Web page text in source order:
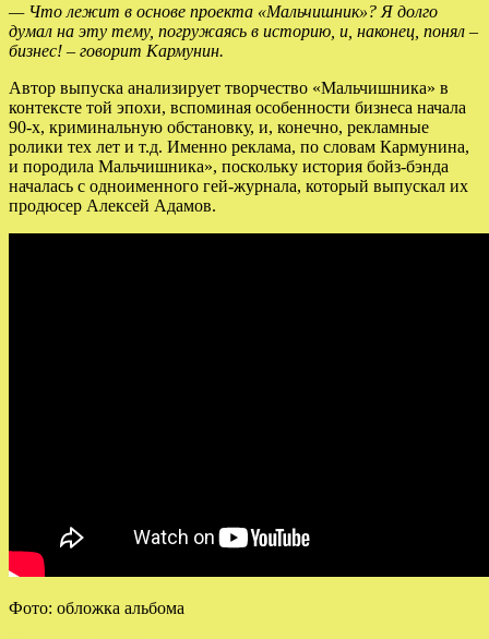
— Что лежит в основе проекта «Мальчишник»? Я долго
думал на эту тему, погружаясь в историю, и, наконец, понял –
бизнес! – говорит Кармунин.
Автор выпуска анализирует творчество «Мальчишника» в
контексте той эпохи, вспоминая особенности бизнеса начала
90-х, криминальную обстановку, и, конечно, рекламные
ролики тех лет и т.д. Именно реклама, по словам Кармунина,
и породила Мальчишника», поскольку история бойз-бэнда
началась с одноименного гей-журнала, который выпускал их
продюсер Алексей Адамов.
Фото: обложка альбома